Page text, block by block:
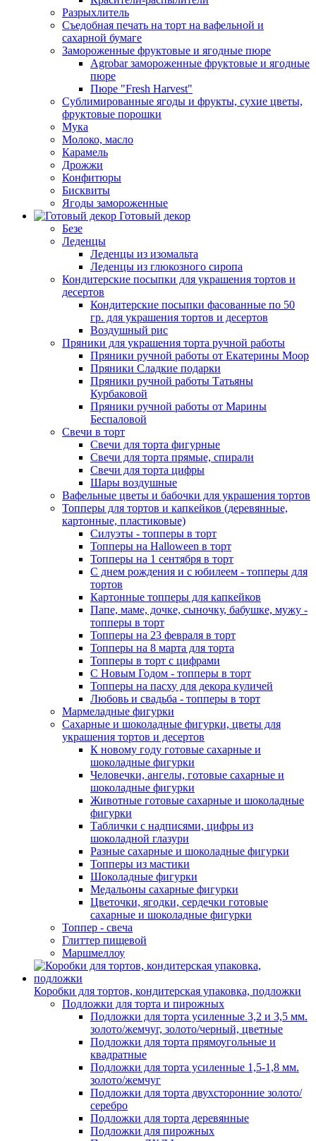
Разрыхлитель
Съедобная печать на торт на вафельной и
сахарной бумаге
Замороженные фруктовые и ягодные пюре
Agrobar замороженные фруктовые и ягодные
пюре
Пюре "Fresh Harvest"
Сублимированные ягоды и фрукты, сухие цветы,
фруктовые порошки
Мука
Молоко, масло
Карамель
Дрожжи
Конфитюры
Бисквиты
Ягоды замороженные
Готовый декор
Безе
Леденцы
Леденцы из изомальта
Леденцы из глюкозного сиропа
Кондитерские посыпки для украшения тортов и
десертов
Кондитерские посыпки фасованные по 50
гр. для украшения тортов и десертов
Воздушный рис
Пряники для украшения торта ручной работы
Пряники ручной работы от Екатерины Моор
Пряники Сладкие подарки
Пряники ручной работы Татьяны
Курбаковой
Пряники ручной работы от Марины
Беспаловой
Свечи в торт
Свечи для торта фигурные
Свечи для торта прямые, спирали
Свечи для торта цифры
Шары воздушные
Вафельные цветы и бабочки для украшения тортов
Топперы для тортов и капкейков (деревянные,
картонные, пластиковые)
Силуэты - топперы в торт
Топперы на Halloween в торт
Топперы на 1 сентября в торт
С днем рождения и с юбилеем - топперы для
тортов
Картонные топперы для капкейков
Папе, маме, дочке, сыночку, бабушке, мужу -
топперы в торт
Топперы на 23 февраля в торт
Топперы на 8 марта для торта
Топперы в торт с цифрами
С Новым Годом - топперы в торт
Топперы на пасху для декора куличей
Любовь и свадьба - топперы в торт
Мармеладные фигурки
Сахарные и шоколадные фигурки, цветы для
украшения тортов и десертов
К новому году готовые сахарные и
шоколадные фигурки
Человечки, ангелы, готовые сахарные и
шоколадные фигурки
Животные готовые сахарные и шоколадные
фигурки
Таблички с надписями, цифры из
шоколадной глазури
Разные сахарные и шоколадные фигурки
Топперы из мастики
Шоколадные фигурки
Медальоны сахарные фигурки
Цветочки, ягодки, сердечки готовые
сахарные и шоколадные фигурки
Топпер - свеча
Глиттер пищевой
Маршмеллоу
Коробки для тортов, кондитерская упаковка, подложки
Подложки для торта и пирожных
Подложки для торта усиленные 3,2 и 3,5 мм.
золото/жемчуг, золото/черный, цветные
Подложки для торта прямоугольные и
квадратные
Подложки для торта усиленные 1,5-1,8 мм.
золото/жемчуг
Подложки для торта двухсторонние золото/
серебро
Подложки для торта деревянные
Подложки для пирожных